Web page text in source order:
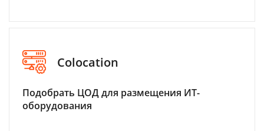
Colocation
Подобрать ЦОД для размещения ИТ-
оборудования